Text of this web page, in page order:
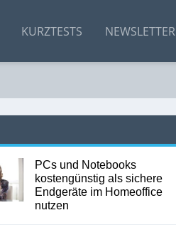
KURZTESTS NEWSLETTER
PCs und Notebooks
kostengünstig als sichere
Endgeräte im Homeoffice
nutzen